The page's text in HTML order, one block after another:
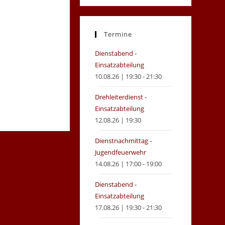
in
new
in
new
Termine
Dienstabend -
Einsatzabteilung
10.08.26 | 19:30 - 21:30
Drehleiterdienst -
Einsatzabteilung
12.08.26 | 19:30
Dienstnachmittag -
Jugendfeuerwehr
14.08.26 | 17:00 - 19:00
Dienstabend -
Einsatzabteilung
17.08.26 | 19:30 - 21:30